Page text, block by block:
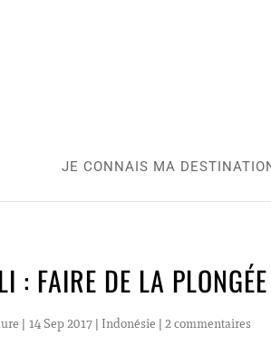
JE CONNAIS MA
: FAIRE DE LA
| 14 Sep 2017 | Indonésie |2 commentaires